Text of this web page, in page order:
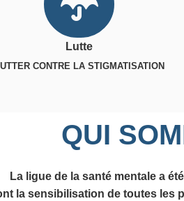
Lutte
CONTRE LA STIGMATISATION
QUI
La ligue de la santé mentale a
la sensibilisation de toutes les